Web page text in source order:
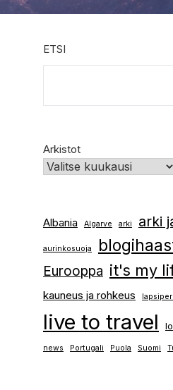
ETSI
Arkistot
Albania Algarve arki arki
aurinkosuoja
Eurooppa it's my
kauneus ja rohkeus
live to travel
news Portugali Puola Suomi